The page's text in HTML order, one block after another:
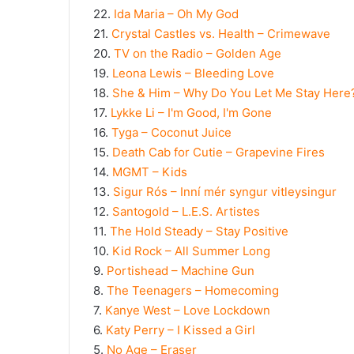
22. Ida Maria – Oh My God
21. Crystal Castles vs. Health – Crimewave
20. TV on the Radio – Golden Age
19. Leona Lewis – Bleeding Love
18. She & Him – Why Do You Let Me Stay
17. Lykke Li – I'm Good, I'm Gone
16. Tyga – Coconut Juice
15. Death Cab for Cutie – Grapevine Fires
14. MGMT – Kids
13. Sigur Rós – Inní mér syngur vitleysingur
12. Santogold – L.E.S. Artistes
11. The Hold Steady – Stay Positive
10. Kid Rock – All Summer Long
9. Portishead – Machine Gun
8. The Teenagers – Homecoming
7. Kanye West – Love Lockdown
6. Katy Perry – I Kissed a Girl
5. No Age – Eraser